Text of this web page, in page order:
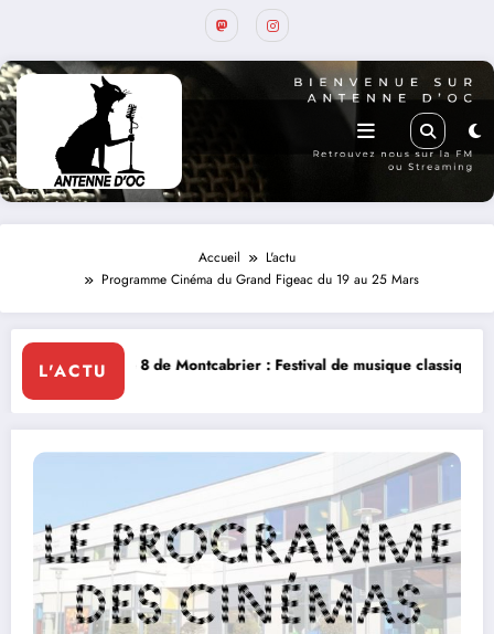
Accueil
L'actu
Programme Cinéma du Grand Figeac du 19 au 25 Mars
L'ACTU
Montcabrier : Festival de musique classique le 8 et 9 août La